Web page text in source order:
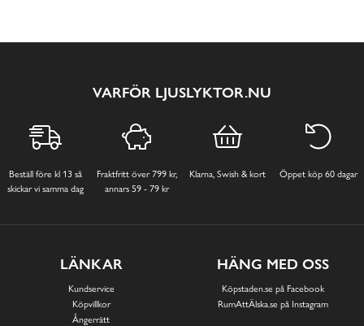
VARFÖR LJUSLYKTOR.NU
Beställ före kl 13 så
skickar vi samma dag
Fraktfritt över 799 kr,
annars 59 - 79 kr
Klarna, Swish & kort Öppet köp 60 dagar
LÄNKAR
Kundservice
Köpvillkor
Ångerrätt
HÄNG MED OSS
Köpstaden.se på Facebook
RumAttÄlska.se på Instagram